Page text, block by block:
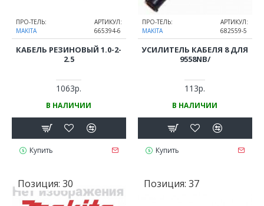
ПРО-ТЕЛЬ:
MAKITA
АРТИКУЛ:
665394-6
КАБЕЛЬ РЕЗИНОВЫЙ 1.0-2-
2.5
1063р.
В НАЛИЧИИ
Купить
ПРО-ТЕЛЬ:
MAKITA
АРТИКУЛ:
682559-5
УСИЛИТЕЛЬ КАБЕЛЯ 8 ДЛЯ
9558NB/
113р.
В НАЛИЧИИ
Купить
Позиция: 30 Позиция: 37